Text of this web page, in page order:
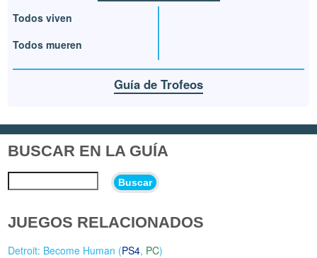
Todos viven
Todos mueren
Guía de Trofeos
BUSCAR EN LA GUÍA
Buscar
JUEGOS RELACIONADOS
Detroit: Become Human (PS4, PC)